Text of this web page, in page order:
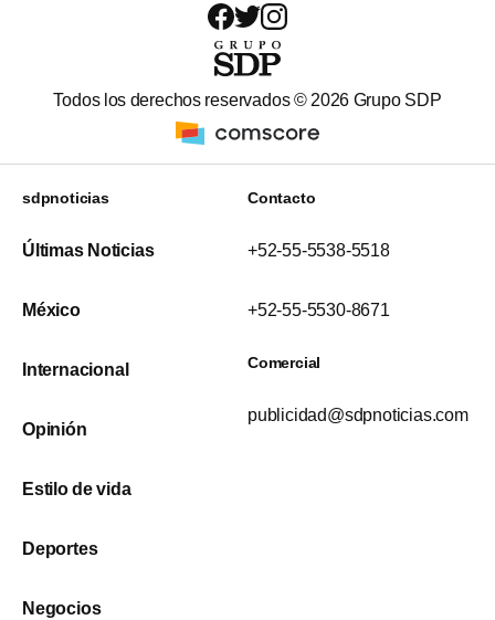
Todos los derechos reservados © 2026 Grupo SDP
sdpnoticias
Últimas Noticias
México
Internacional
Opinión
Estilo de vida
Deportes
Negocios
Contacto
+52-55-5538-5518
+52-55-5530-8671
Comercial
publicidad@sdpnoticias.com